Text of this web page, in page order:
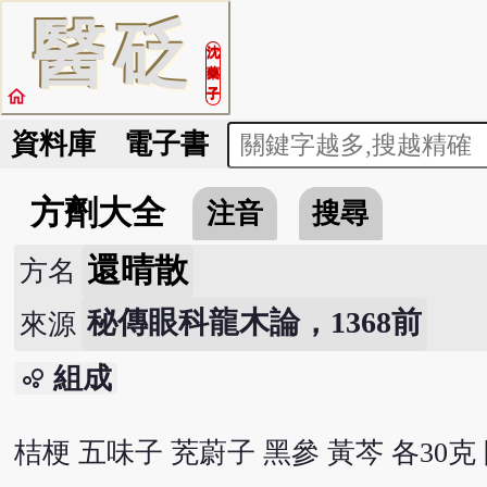
醫砭
沈
藥
子
home
資料庫 電子書
方劑大全 注音
搜尋
方名 還晴散
來源 秘傳眼科龍木論，1368前
bubble_chart 組成
桔梗 五味子 茺蔚子 黑參 黃芩 各30